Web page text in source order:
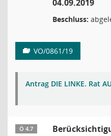
04.09.2019
Beschluss:
VO/0861/19
Antrag DIE LINKE. Rat
Ö 4.7